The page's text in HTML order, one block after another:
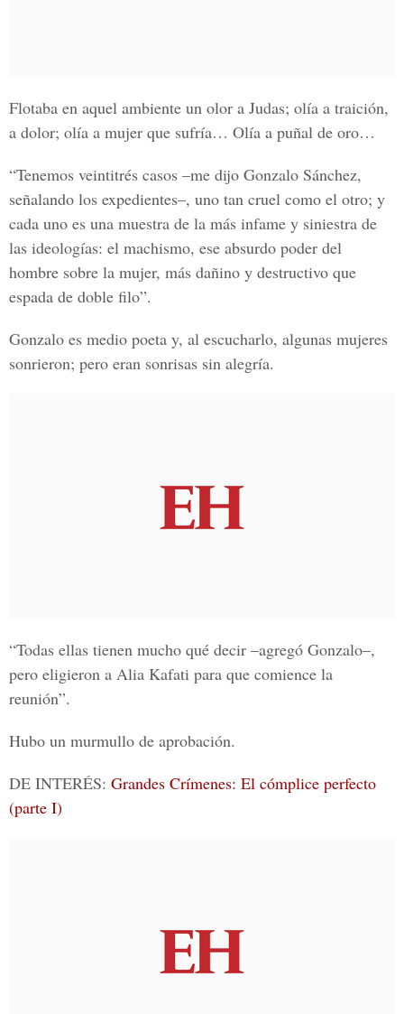
Flotaba en aquel ambiente un olor a Judas; olía a traición,
a dolor; olía a mujer que sufría… Olía a puñal de oro…
“Tenemos veintitrés casos –me dijo Gonzalo Sánchez,
señalando los expedientes–, uno tan cruel como el otro; y
cada uno es una muestra de la más infame y siniestra de
las ideologías: el machismo, ese absurdo poder del
hombre sobre la mujer, más dañino y destructivo que
espada de doble filo”.
Gonzalo es medio poeta y, al escucharlo, algunas mujeres
sonrieron; pero eran sonrisas sin alegría.
“Todas ellas tienen mucho qué decir –agregó Gonzalo–,
pero eligieron a Alia Kafati para que comience la
reunión”.
Hubo un murmullo de aprobación.
DE INTERÉS: Grandes Crímenes: El cómplice perfecto
(parte I)